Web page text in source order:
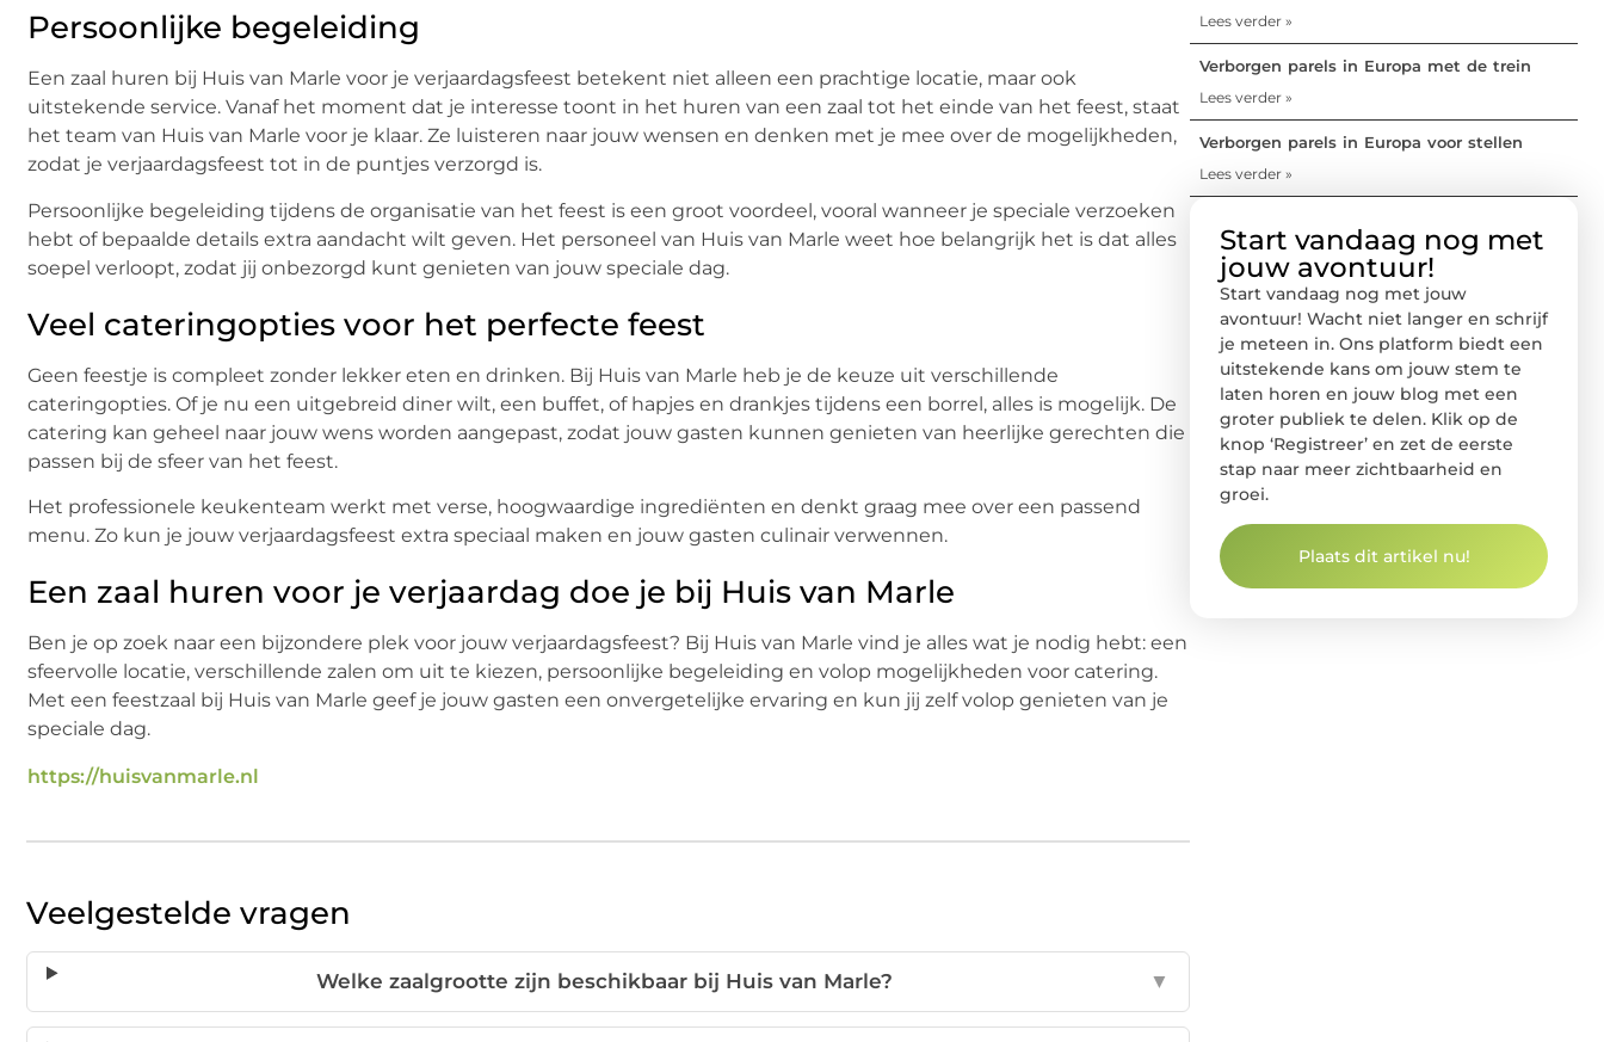
Persoonlijke begeleiding
Een zaal huren bij Huis van Marle voor je verjaardagsfeest betekent niet alleen een prachtige locatie, maar ook
uitstekende service. Vanaf het moment dat je interesse toont in het huren van een zaal tot het einde van het feest, staat
het team van Huis van Marle voor je klaar. Ze luisteren naar jouw wensen en denken met je mee over de mogelijkheden,
zodat je verjaardagsfeest tot in de puntjes verzorgd is.
Persoonlijke begeleiding tijdens de organisatie van het feest is een groot voordeel, vooral wanneer je speciale verzoeken
hebt of bepaalde details extra aandacht wilt geven. Het personeel van Huis van Marle weet hoe belangrijk het is dat alles
soepel verloopt, zodat jij onbezorgd kunt genieten van jouw speciale dag.
Veel cateringopties voor het perfecte feest
Geen feestje is compleet zonder lekker eten en drinken. Bij Huis van Marle heb je de keuze uit verschillende
cateringopties. Of je nu een uitgebreid diner wilt, een buffet, of hapjes en drankjes tijdens een borrel, alles is mogelijk. De
catering kan geheel naar jouw wens worden aangepast, zodat jouw gasten kunnen genieten van heerlijke gerechten die
passen bij de sfeer van het feest.
Het professionele keukenteam werkt met verse, hoogwaardige ingrediënten en denkt graag mee over een passend
menu. Zo kun je jouw verjaardagsfeest extra speciaal maken en jouw gasten culinair verwennen.
Een zaal huren voor je verjaardag doe je bij Huis van Marle
Ben je op zoek naar een bijzondere plek voor jouw verjaardagsfeest? Bij Huis van Marle vind je alles wat je nodig hebt: een
sfeervolle locatie, verschillende zalen om uit te kiezen, persoonlijke begeleiding en volop mogelijkheden voor catering.
Met een feestzaal bij Huis van Marle geef je jouw gasten een onvergetelijke ervaring en kun jij zelf volop genieten van je
speciale dag.
https://huisvanmarle.nl
Veelgestelde vragen
Welke zaalgrootte zijn beschikbaar bij Huis van Marle? ▼
Lees verder »
Verborgen parels in Europa met de trein
Lees verder »
Verborgen parels in Europa voor stellen
Lees verder »
Start vandaag nog met
jouw avontuur!
Start vandaag nog met jouw
avontuur! Wacht niet langer en schrijf
je meteen in. Ons platform biedt een
uitstekende kans om jouw stem te
laten horen en jouw blog met een
groter publiek te delen. Klik op de
knop ‘Registreer’ en zet de eerste
stap naar meer zichtbaarheid en
groei.
Plaats dit artikel nu!